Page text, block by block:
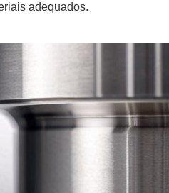
adequados.